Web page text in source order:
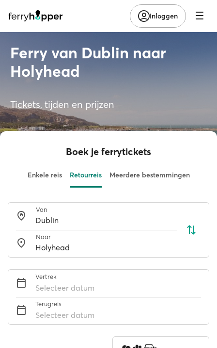
Inloggen
Ferry van Dublin naar
Holyhead
Tickets, tijden en prijzen
Boek je ferrytickets
Enkele reis Retourreis Meerdere bestemmingen
Van
Naar
Vertrek
Selecteer datum
Terugreis
Selecteer datum